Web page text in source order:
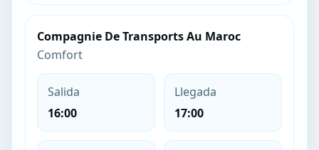
Compagnie De Transports Au Maroc
Comfort
Salida
16:00
Llegada
17:00